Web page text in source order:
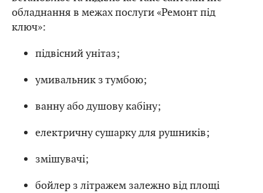
обладнання в межах послуги «Ремонт під
ключ»:
підвісний унітаз;
умивальник з тумбою;
ванну або душову кабіну;
електричну сушарку для рушників;
змішувачі;
бойлер з літражем залежно від площі